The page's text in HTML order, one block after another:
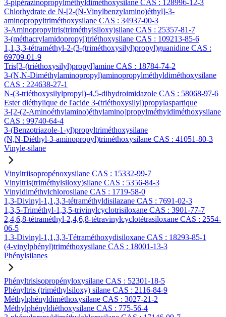
3-pipérazinopropylméthyldiméthoxysilane CAS : 128996-12-3
Chlorhydrate de N-[2-(N-Vinylbenzylamino)éthyl]-3-
aminopropyltriméthoxysilane CAS : 34937-00-3
3-Aminopropyltris(triméthylsiloxy)silane CAS : 25357-81-7
3-(méthacrylamidopropyl)triéthoxysilane CAS : 109213-85-6
1,1,3,3-tétraméthyl-2-(3-(triméthoxysilyl)propyl)guanidine CAS :
69709-01-9
Tris[3-(triéthoxysilyl)propyl]amine CAS : 18784-74-2
3-(N,N-Diméthylaminopropyl)aminopropylméthyldiméthoxysilane
CAS : 224638-27-1
N-(3-triéthoxysilylpropyl)-4,5-dihydroimidazole CAS : 58068-97-6
Ester diéthylique de l'acide 3-(triéthoxysilyl)propylaspartique
3-[2-(2-Aminoéthylamino)éthylamino]propylméthyldiméthoxysilane
CAS : 99740-64-4
3-(Benzotriazole-1-yl)propyltriméthoxysilane
(N,N-Diéthyl-3-aminopropyl)triméthoxysilane CAS : 41051-80-3
Vinyle-silane
Vinyltriisopropénoxysilane CAS : 15332-99-7
Vinyltris(triméthylsiloxy)silane CAS : 5356-84-3
Vinyldiméthylchlorosilane CAS : 1719-58-0
1,3-Divinyl-1,1,3,3-tétraméthyldisilazane CAS : 7691-02-3
1,3,5-Triméthyl-1,3,5-trivinylcyclotrisiloxane CAS : 3901-77-7
2,4,6,8-tétraméthyl-2,4,6,8-tétravinylcyclotétrasiloxane CAS : 2554-
06-5
1,3-Divinyl-1,1,3,3-Tétraméthoxydisiloxane CAS : 18293-85-1
(4-vinylphényl)triméthoxysilane CAS : 18001-13-3
Phénylsilanes
Phényltrisisopropényloxysilane CAS : 52301-18-5
Phényltris (triméthylsiloxy) silane CAS : 2116-84-9
Méthylphényldiméthoxysilane CAS : 3027-21-2
Méthylphényldiéthoxysilane CAS : 775-56-4